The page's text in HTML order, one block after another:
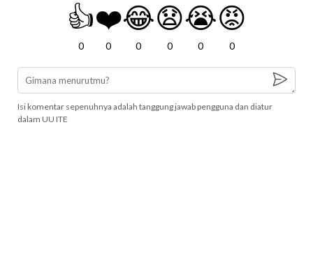
👍
0
❤️
0
😂
0
😧
0
😭
0
😡
0
Isi komentar sepenuhnya adalah tanggung jawab pengguna dan diatur
dalam UU ITE